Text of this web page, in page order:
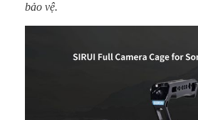
bảo vệ.